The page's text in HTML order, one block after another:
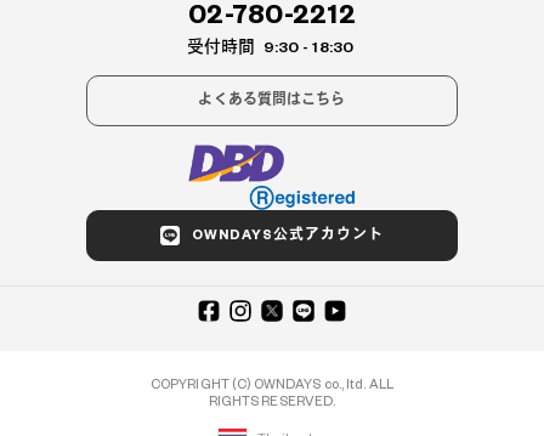
02-780-2212
受付時間 9:30 - 18:30
よくある質問はこちら
OWNDAYS公式アカウント
COPYRIGHT (C) OWNDAYS co., ltd. ALL
RIGHTS RESERVED.